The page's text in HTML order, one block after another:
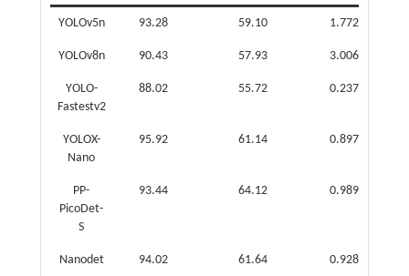
YOLOv5n 93.28 59.10 1.772 0
YOLOv8n 90.43 57.93 3.006 8
YOLO-
Fastestv2
88.02 55.72 0.237 6
YOLOX-
Nano
95.92 61.14 0.897 7
PP-
PicoDet-
S
93.44 64.12 0.989 4
Nanodet 94.02 61.64 0.928 5